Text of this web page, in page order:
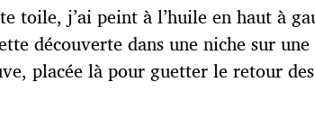
toile, j’ai peint à l’huile en haut à
découverte dans une niche sur une
placée là pour guetter le retour des